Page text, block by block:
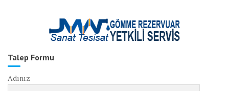
Talep Formu
Adınız